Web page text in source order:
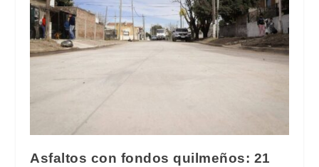
Asfaltos con fondos quilmeños: 21